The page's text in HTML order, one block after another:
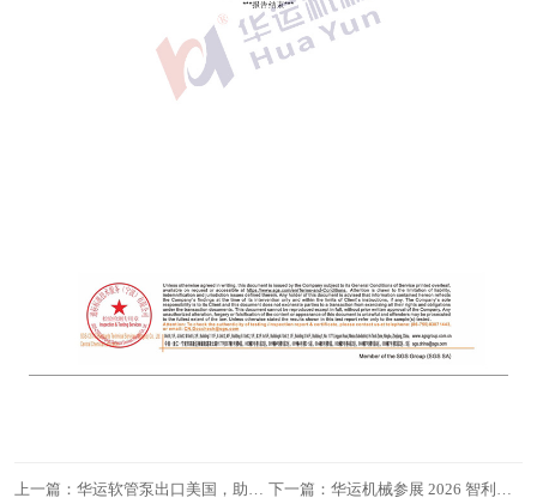
上一篇：华运软管泵出口美国，助力海外污水处理项目 下一篇：华运机械参展 2026 智利北方国际矿业展，诚邀莅临洽谈